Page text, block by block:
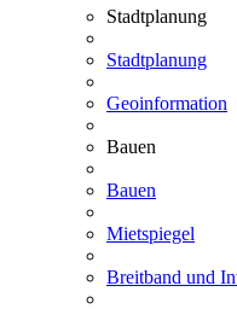
Stadtplanung
Stadtplanung
Geoinformation
Bauen
Bauen
Mietspiegel
Breitband und